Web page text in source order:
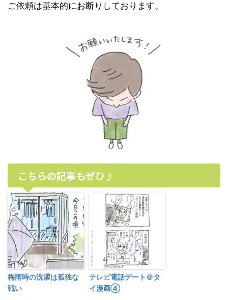
ご依頼は基本的にお断りしております。
こちらの記事もぜひ♪
梅雨時の洗濯は孤独な
戦い
テレビ電話デート＠タ
イ漫画④